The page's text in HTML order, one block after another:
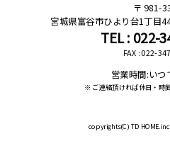
981-
宮城県富谷市ひより台1丁目
TEL : 022-
FAX : 022-
営業時間:いつ
※ ご連絡頂ければ休日・時
copyrights(C) TD